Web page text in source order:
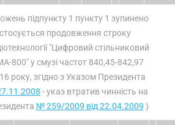
підпункту 1 пункту 1 зупинено
продовження строку
"Цифровий стільниковий
800" у смузі частот 840,45-842,97
року, згідно з Указом Президента
- указ втратив чинність на
№ 259/2009 від 22.04.2009 )